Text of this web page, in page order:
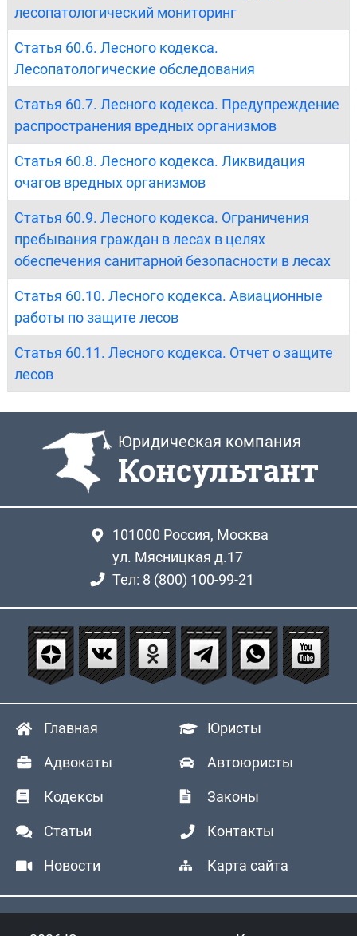
лесопатологический мониторинг
Статья 60.6. Лесного кодекса.
Лесопатологические обследования
Статья 60.7. Лесного кодекса. Предупреждение
распространения вредных организмов
Статья 60.8. Лесного кодекса. Ликвидация
очагов вредных организмов
Статья 60.9. Лесного кодекса. Ограничения
пребывания граждан в лесах в целях
обеспечения санитарной безопасности в лесах
Статья 60.10. Лесного кодекса. Авиационные
работы по защите лесов
Статья 60.11. Лесного кодекса. Отчет о защите
лесов
Юридическая компания
Консультант
101000 Россия, Москва
ул. Мясницкая д.17
Тел: 8 (800) 100-99-21
Главная Юристы
Адвокаты Автоюристы
Кодексы Законы
Статьи Контакты
Новости Карта сайта